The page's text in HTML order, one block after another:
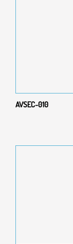
AVSEC-010